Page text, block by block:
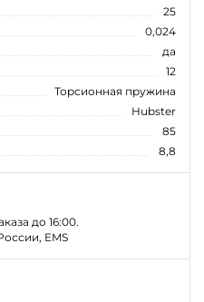
25
0,024
да
12
Торсионная пружина
Hubster
85
8,8
до 16:00.
EMS